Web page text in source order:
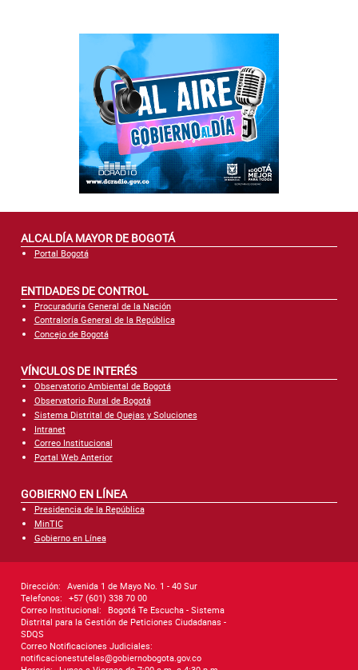
ALCALDÍA MAYOR DE BOGOTÁ
Portal Bogotá
ENTIDADES DE CONTROL
Procuraduría General de la Nación
Contraloría General de la República
Concejo de Bogotá
VÍNCULOS DE INTERÉS
Observatorio Ambiental de Bogotá
Observatorio Rural de Bogotá
Sistema Distrital de Quejas y Soluciones
Intranet
Correo Institucional
Portal Web Anterior
GOBIERNO EN LÍNEA
Presidencia de la República
MinTIC
Gobierno en Línea
Dirección: Avenida 1 de Mayo No. 1 - 40 Sur
Telefonos: +57 (601) 338 70 00
Correo Institucional:
Bogotá Te Escucha - Sistema
Distrital para la Gestión de Peticiones Ciudadanas -
SDQS
Correo Notificaciones Judiciales:
notificacionestutelas@gobiernobogota.gov.co